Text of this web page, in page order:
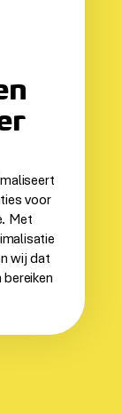
voor
Met
wij dat